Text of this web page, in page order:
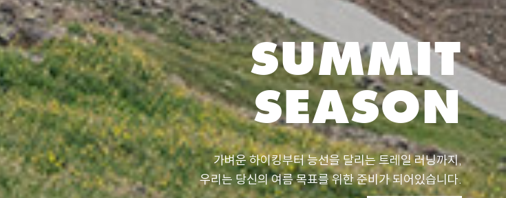
SUMMIT
SEASON
가벼운 하이킹부터 능선을 달리는 트레일 러닝까지,
우리는 당신의 여름 목표를 위한 준비가 되어있습니다.